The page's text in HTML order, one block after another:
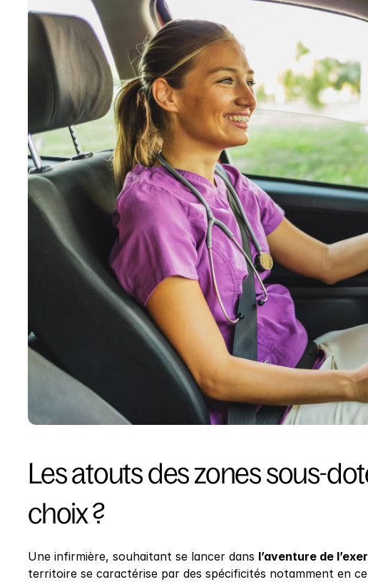
Les atouts des zones sous-
choix ?
Une infirmière, souhaitant se lancer dans l’aventure de
territoire se caractérise par des spécificités notamment en